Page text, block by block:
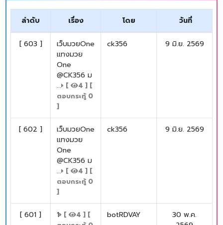
ลำดับ เรื่อง โดย วันที่
[ 603 ]
เว็บมวยOne
แทงมวย
One
@CK356 ม
... [ 4 ] [
ตอบกระทู้ 0
]
ck356 9 มิ.ย. 2569
[ 602 ]
เว็บมวยOne
แทงมวย
One
@CK356 ม
... [ 4 ] [
ตอบกระทู้ 0
]
ck356 9 มิ.ย. 2569
[ 601 ] 1 [ 4 ] [
botRDVAY
30 พ.ค.